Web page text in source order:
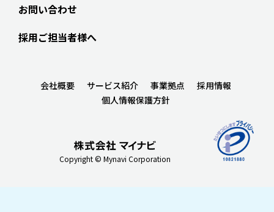
お問い合わせ
採用ご担当者様へ
Copyright © Mynavi Corporation
会社概要 サービス紹介 事業拠点
採用情報
個人情報保護方針